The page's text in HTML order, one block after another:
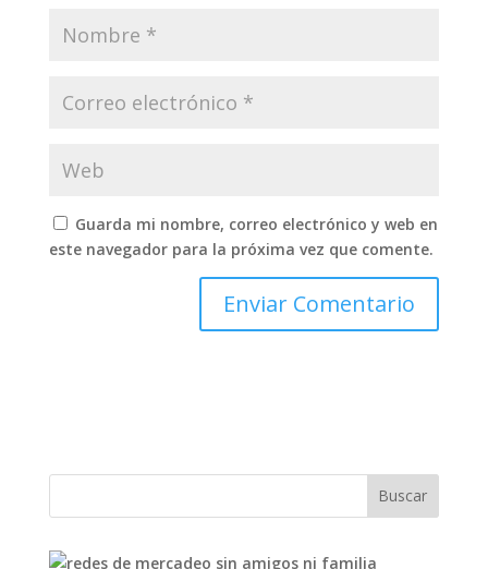
Guarda mi nombre, correo electrónico y web en
este navegador para la próxima vez que comente.